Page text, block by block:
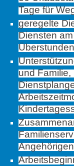
Tage für
geregelte
Diensten
und